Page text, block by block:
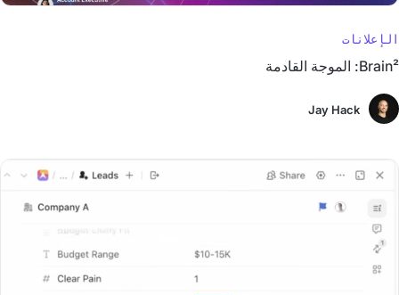
الإعلانات
Brain²: الموجة القادمة
Jay Hack